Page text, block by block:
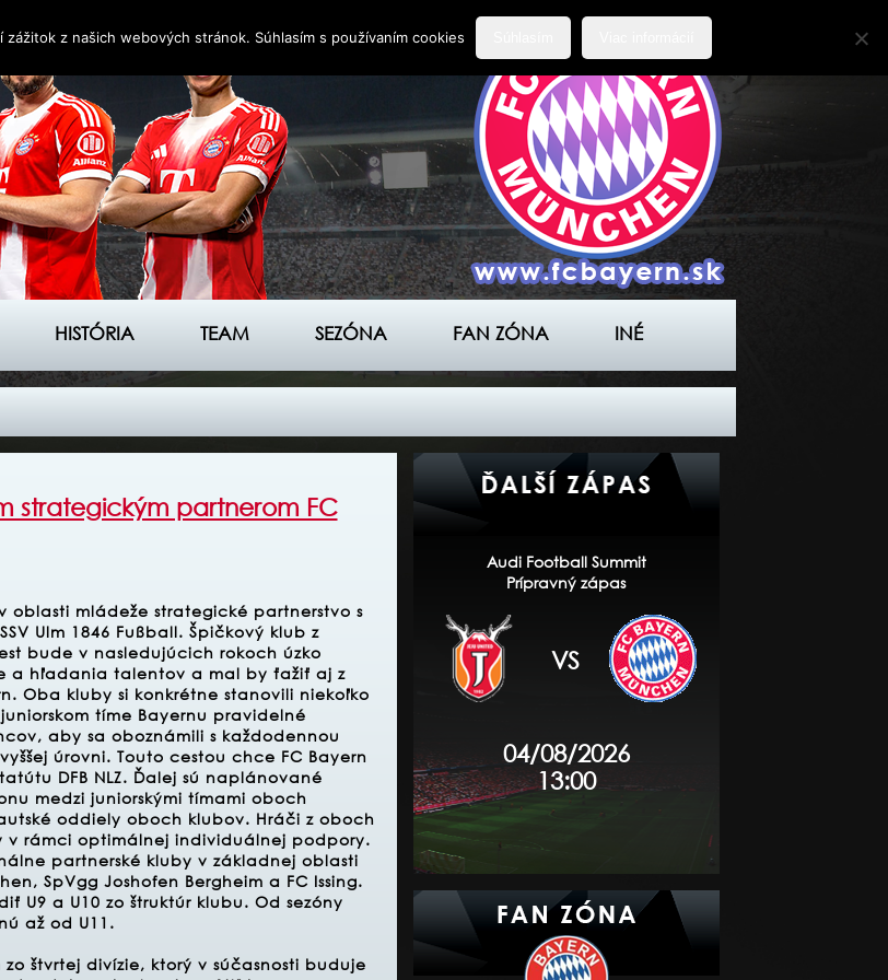
HISTÓRIA TEAM SEZÓNA FAN ZÓNA INÉ
strategickým partnerom FC
oblasti mládeže strategické partnerstvo s
Ulm 1846 Fußball. Špičkový klub z
bude v nasledujúcich rokoch úzko
a hľadania talentov a mal by ťažiť aj z
Oba kluby si konkrétne stanovili niekoľko
tíme Bayernu pravidelné
aby sa oboznámili s každodennou
úrovni. Touto cestou chce FC Bayern
DFB NLZ. Ďalej sú naplánované
medzi juniorskými tímami oboch
oddiely oboch klubov. Hráči z oboch
v rámci optimálnej individuálnej podpory.
partnerské kluby v základnej oblasti
SpVgg Joshofen Bergheim a FC Issing.
U9 a U10 zo štruktúr klubu. Od sezóny
až od U11.
zo štvrtej divízie, ktorý v súčasnosti buduje
Audi Football Summit
Prípravný zápas
VS
04/08/2026
13:00
z našich webových stránok. Súhlasím s používaním cookies